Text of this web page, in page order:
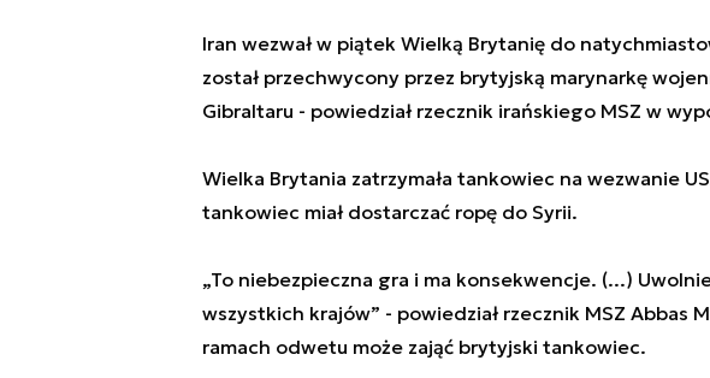
Iran wezwał w piątek Wielką Brytanię do
został przechwycony przez brytyjską marynarkę
Gibraltaru - powiedział rzecznik irańskiego MSZ w
Wielka Brytania zatrzymała tankowiec na wezwanie
tankowiec miał dostarczać ropę do Syrii.
„To niebezpieczna gra i ma konsekwencje. (...)
wszystkich krajów” - powiedział rzecznik MSZ Abbas
ramach odwetu może zająć brytyjski tankowiec.